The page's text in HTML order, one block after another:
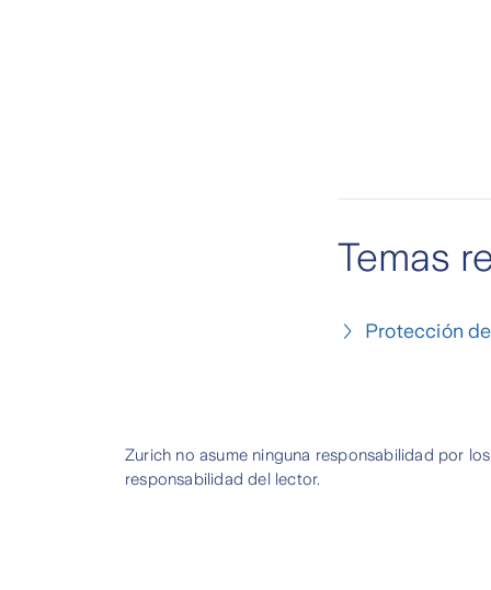
Temas
Protección
Zurich no asume ninguna responsabilidad por
responsabilidad del lector.